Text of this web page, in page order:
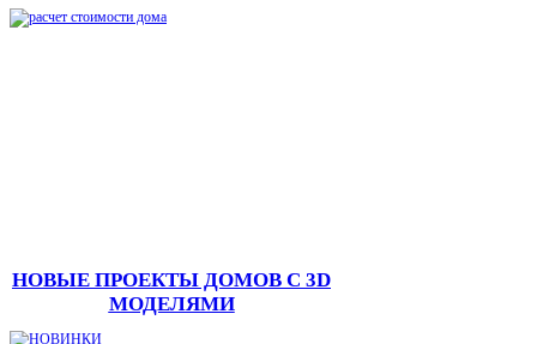
НОВЫЕ ПРОЕКТЫ ДОМОВ С 3D
МОДЕЛЯМИ